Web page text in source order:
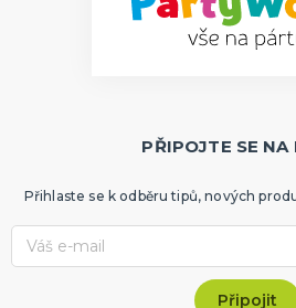
PŘIPOJTE SE NA
Přihlaste se k odběru tipů, nových